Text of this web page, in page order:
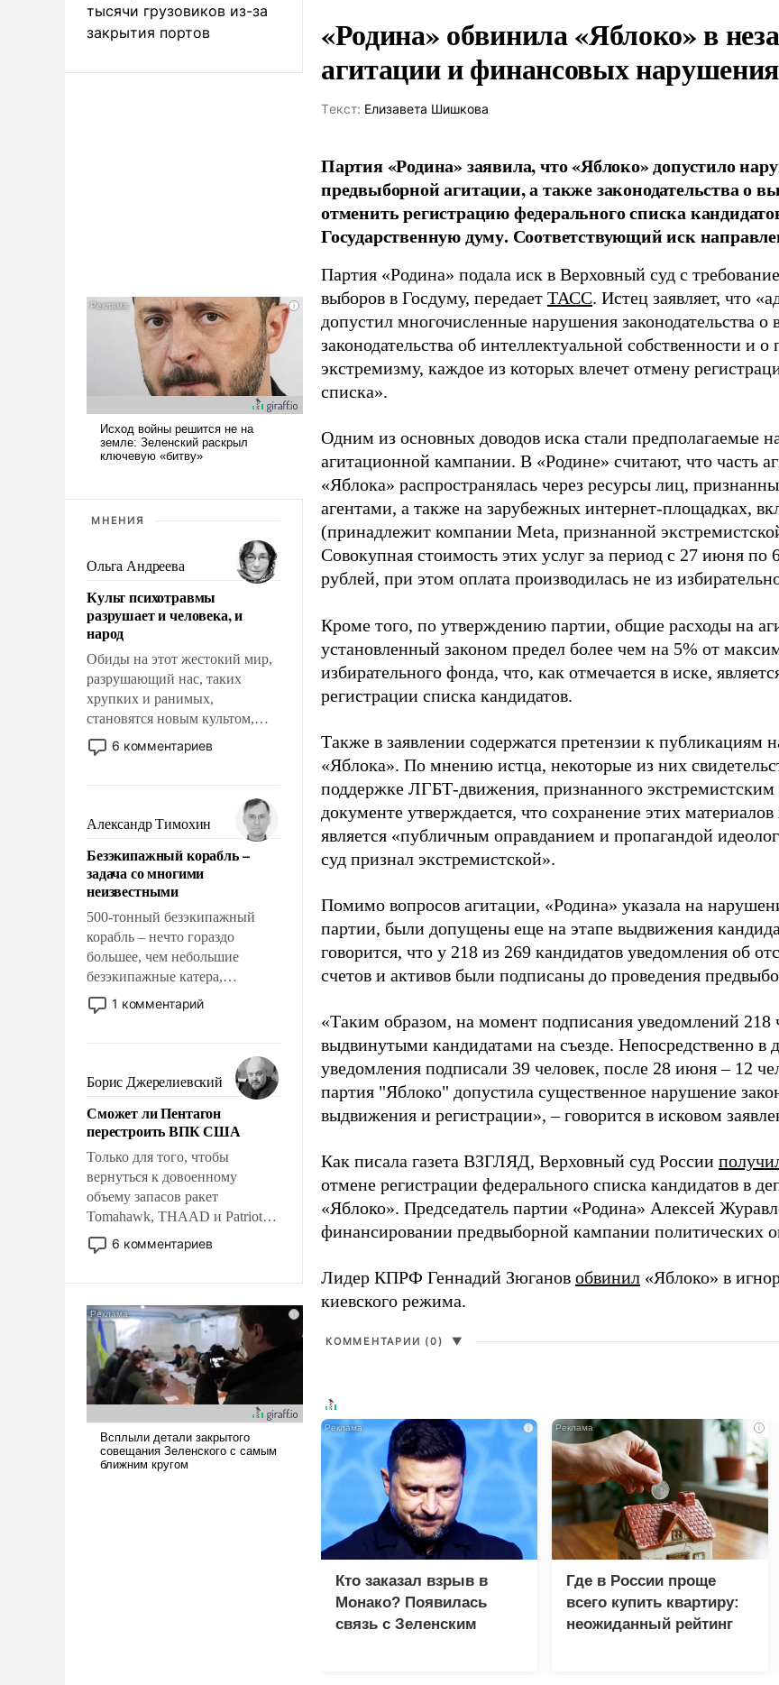
тысячи грузовиков из-за
закрытия портов
МНЕНИЯ
Ольга Андреева
Культ психотравмы
разрушает и человека, и
народ
Обиды на этот жестокий мир,
разрушающий нас, таких
хрупких и ранимых,
становятся новым культом,
постепенно вытесняя и
отменяя традиционное
мужественным и твердым под
ударами судьбы, брать на себя
ответственность, помогать
слабым, идти вперед и
адаптироваться.
6 комментариев
Александр Тимохин
Безэкипажный корабль –
задача со многими
неизвестными
500-тонный безэкипажный
корабль – нечто гораздо
большее, чем небольшие
безэкипажные катера,
применение которых уже
стало обыденностью. Задача по
сложна и амбициозна. Однако
и ее реализация радикально
поднимет наши боевые
возможности.
1 комментарий
Борис Джерелиевский
Сможет ли Пентагон
перестроить ВПК США
Только для того, чтобы
вернуться к довоенному
объему запасов ракет
Tomahawk, THAAD и Patriot
США потребуется более трех
лет. Даже небольшая война с
Сложившаяся ситуация
означает многолетний период
уязвимости США, например,
перед Китаем.
6 комментариев
«Родина» обвинила «Яблоко» в
агитации и финансовых
Tекст: Елизавета Шишкова
Партия «Родина» заявила, что «Яблоко» допустило
предвыборной агитации, а также законодательства о
отменить регистрацию федерального списка
Государственную думу. Соответствующий иск
Партия «Родина» подала иск в Верховный суд с
выборов в Госдуму, передает ТАСС. Истец заявляет, что
допустил многочисленные нарушения законодательства о
законодательства об интеллектуальной собственности и о
экстремизму, каждое из которых влечет отмену
списка».
Одним из основных доводов иска стали предполагаемые
агитационной кампании. В «Родине» считают, что часть
«Яблока» распространялась через ресурсы лиц,
агентами, а также на зарубежных интернет-площадках,
(принадлежит компании Meta, признанной
Совокупная стоимость этих услуг за период с 27 июня по
рублей, при этом оплата производилась не из
Кроме того, по утверждению партии, общие расходы на
установленный законом предел более чем на 5% от
избирательного фонда, что, как отмечается в иске,
регистрации списка кандидатов.
Также в заявлении содержатся претензии к публикациям
«Яблока». По мнению истца, некоторые из них
поддержке ЛГБТ-движения, признанного
документе утверждается, что сохранение этих
является «публичным оправданием и пропагандой
суд признал экстремистской».
Помимо вопросов агитации, «Родина» указала на
партии, были допущены еще на этапе выдвижения
говорится, что у 218 из 269 кандидатов уведомления об
счетов и активов были подписаны до проведения
«Таким образом, на момент подписания уведомлений 218
выдвинутыми кандидатами на съезде. Непосредственно в
уведомления подписали 39 человек, после 28 июня – 12
партия "Яблоко" допустила существенное нарушение
выдвижения и регистрации», – говорится в исковом
Как писала газета ВЗГЛЯД, Верховный суд России
отмене регистрации федерального списка кандидатов в
«Яблоко». Председатель партии «Родина» Алексей
финансировании предвыборной кампании политических
Лидер КПРФ Геннадий Зюганов обвинил «Яблоко» в
киевского режима.
КОММЕНТАРИИ (0) ▼
i
Кто заказал взрыв в
Монако? Появилась
связь с Зеленским
i
Где в России проще
всего купить квартиру:
неожиданный рейтинг